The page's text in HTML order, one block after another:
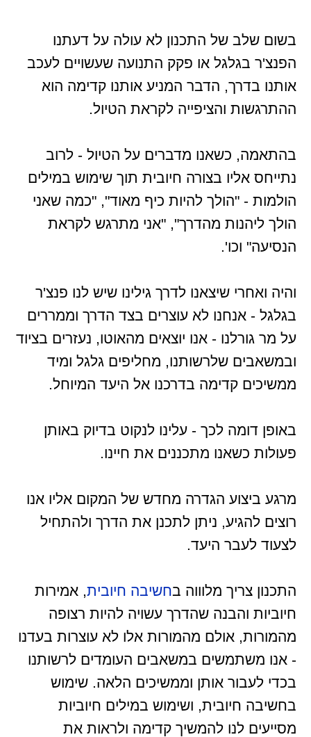
בשום שלב של התכנון לא עולה על דעתנו
הפנצ'ר בגלגל או פקק התנועה שעשויים לעכב
אותנו בדרך, הדבר המניע אותנו קדימה הוא
ההתרגשות והציפייה לקראת הטיול.
בהתאמה, כשאנו מדברים על הטיול - לרוב
נתייחס אליו בצורה חיובית תוך שימוש במילים
הולמות - "הולך להיות כיף מאוד", "כמה שאני
הולך ליהנות מהדרך", "אני מתרגש לקראת
הנסיעה" וכו'.
והיה ואחרי שיצאנו לדרך גילינו שיש לנו פנצ'ר
בגלגל - אנחנו לא עוצרים בצד הדרך וממררים
על מר גורלנו - אנו יוצאים מהאוטו, נעזרים בציוד
ובמשאבים שלרשותנו, מחליפים גלגל ומיד
ממשיכים קדימה בדרכנו אל היעד המיוחל.
באופן דומה לכך - עלינו לנקוט בדיוק באותן
פעולות כשאנו מתכננים את חיינו.
מרגע ביצוע הגדרה מחדש של המקום אליו אנו
רוצים להגיע, ניתן לתכנן את הדרך ולהתחיל
לצעוד לעבר היעד.
התכנון צריך מלוווה בחשיבה חיובית, אמירות
חיוביות והבנה שהדרך עשויה להיות רצופה
מהמורות, אולם מהמורות אלו לא עוצרות בעדנו
- אנו משתמשים במשאבים העומדים לרשותנו
בכדי לעבור אותן וממשיכים הלאה. שימוש
בחשיבה חיובית, ושימוש במילים חיוביות
מסייעים לנו להמשיך קדימה ולראות את